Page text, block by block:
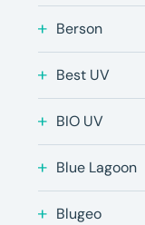
Berson
Best UV
BIO UV
Blue Lagoon
Blugeo